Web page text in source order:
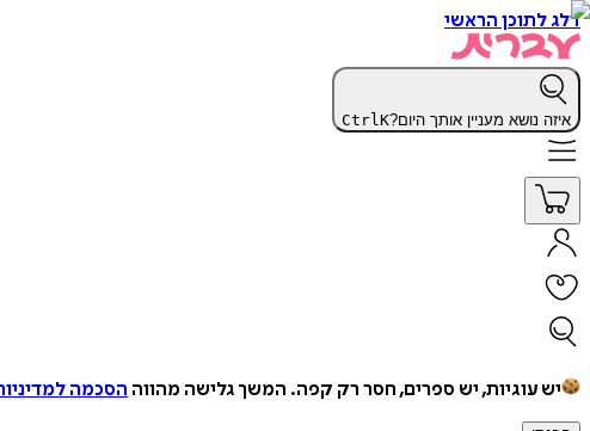
דלג לתוכן הראשי
איזה נושא מעניין אותך היום? CtrlK
יש עוגיות, יש ספרים, חסר רק קפה. המשך גלישה מהווה הסכמה